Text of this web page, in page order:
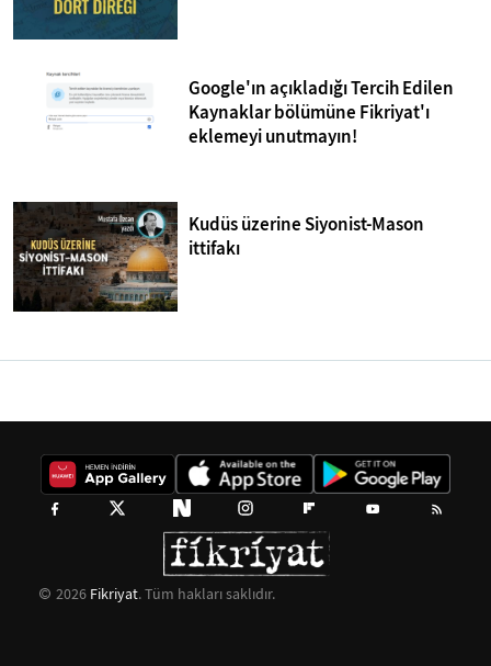
Google'ın açıkladığı Tercih Edilen
Kaynaklar bölümüne Fikriyat'ı
eklemeyi unutmayın!
Kudüs üzerine Siyonist-Mason
ittifakı
2026 Fikriyat. Tüm hakları saklıdır.